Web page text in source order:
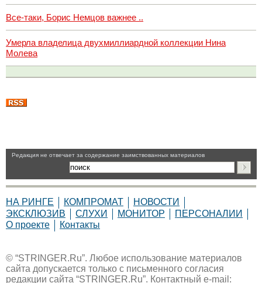
Все-таки, Борис Немцов важнее ..
Умерла владелица двухмиллиардной коллекции Нина
Молева
Pедакция не отвечает за содержание заимствованных материалов
НА РИНГЕ КОМПРОМАТ
НОВОСТИ
ЭКСКЛЮЗИВ
СЛУХИ МОНИТОР
ПЕРСОНАЛИИ
О проекте
Контакты
© “STRINGER.Ru”. Любое использование материалов
сайта допускается только с письменного согласия
редакции сайта “STRINGER.Ru”. Контактный e-mail: